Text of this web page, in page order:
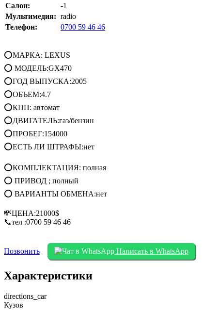
Салон:
-1
Мультимедия: radio
Телефон:
0700 59 46 46
⭕МАРКА: LEXUS
⭕ МОДЕЛЬ:GX470
⭕ГОД ВЫПУСКА:2005
⭕ОБЪЕМ:4.7
⭕КПП: автомат
⭕ДВИГАТЕЛЬ:газ/бензин
⭕ПРОБЕГ:154000
⭕ЕСТЬ ЛИ ШТРАФЫ:нет
⭕КОМПЛЕКТАЦИЯ: полная
⭕ ПРИВОД ; полный
⭕ ВАРИАНТЫ ОБМЕНА:нет
💸ЦЕНА:21000$
📞тел :0700 59 46 46
Позвонить Написать в WhatsApp
Характеристики
directions_car
Кузов